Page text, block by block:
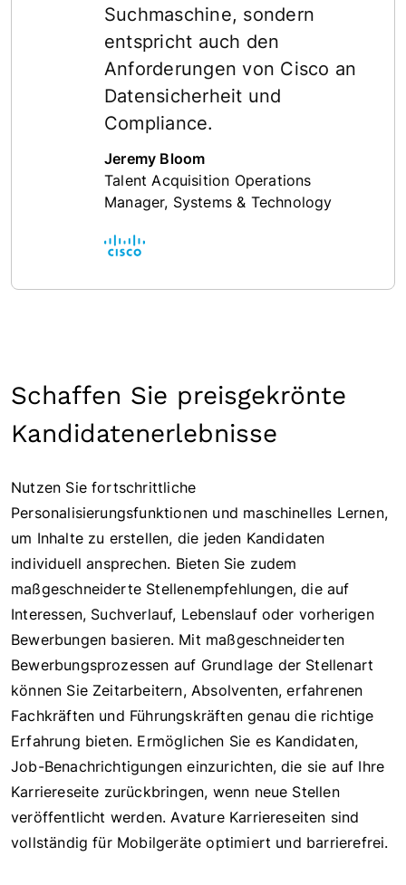
Suchmaschine, sondern
entspricht auch den
Anforderungen von Cisco an
Datensicherheit und
Compliance.
Jeremy Bloom
Talent Acquisition Operations
Manager, Systems & Technology
Schaffen Sie preisgekrönte
Kandidatenerlebnisse
Nutzen Sie fortschrittliche
Personalisierungsfunktionen und maschinelles Lernen,
um Inhalte zu erstellen, die jeden Kandidaten
individuell ansprechen. Bieten Sie zudem
maßgeschneiderte Stellenempfehlungen, die auf
Interessen, Suchverlauf, Lebenslauf oder vorherigen
Bewerbungen basieren. Mit maßgeschneiderten
Bewerbungsprozessen auf Grundlage der Stellenart
können Sie Zeitarbeitern, Absolventen, erfahrenen
Fachkräften und Führungskräften genau die richtige
Erfahrung bieten. Ermöglichen Sie es Kandidaten,
Job-Benachrichtigungen einzurichten, die sie auf Ihre
Karriereseite zurückbringen, wenn neue Stellen
veröffentlicht werden. Avature Karriereseiten sind
vollständig für Mobilgeräte optimiert und barrierefrei.